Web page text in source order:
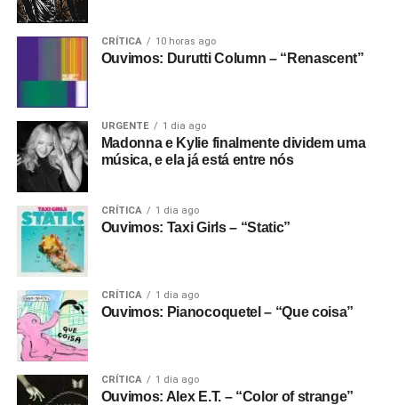
CRÍTICA 10 horas ago
Ouvimos: Durutti Column – “Renascent”
URGENTE 1 dia ago
Madonna e Kylie finalmente dividem uma
música, e ela já está entre nós
CRÍTICA 1 dia ago
Ouvimos: Taxi Girls – “Static”
CRÍTICA 1 dia ago
Ouvimos: Pianocoquetel – “Que coisa”
CRÍTICA 1 dia ago
Ouvimos: Alex E.T. – “Color of strange”